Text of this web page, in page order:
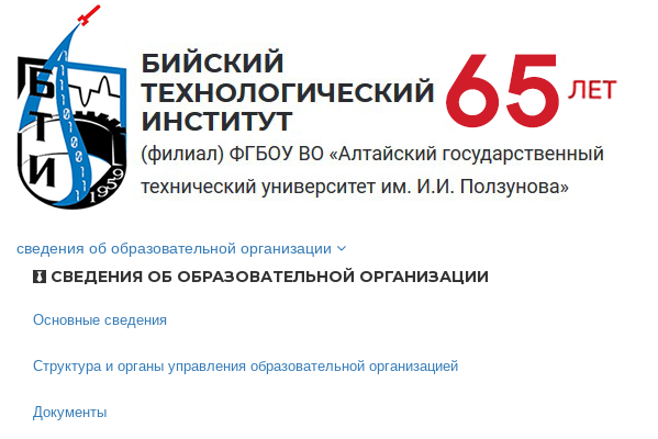
сведения об образовательной организации
СВЕДЕНИЯ ОБ ОБРАЗОВАТЕЛЬНОЙ ОРГАНИЗАЦИИ
Основные сведения
Структура и органы управления образовательной организацией
Документы